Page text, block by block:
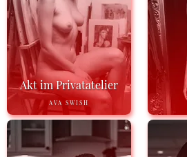
Akt im Privatatelier
AVA SWISH